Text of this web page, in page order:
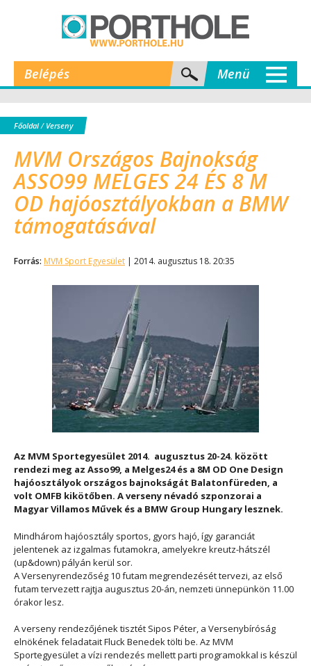
Belépés Menü
Főoldal/ Verseny
MVM Országos Bajnokság
ASSO99 MELGES 24 ÉS 8 M
OD hajóosztályokban a BMW
támogatásával
Forrás: MVM Sport Egyesület | 2014. augusztus 18. 20:35
Az MVM Sportegyesület 2014. augusztus 20-24. között
rendezi meg az Asso99, a Melges24 és a 8M OD One Design
hajóosztályok országos bajnokságát Balatonfüreden, a
volt OMFB kikötőben. A verseny névadó szponzorai a
Magyar Villamos Művek és a BMW Group Hungary lesznek.
Mindhárom hajóosztály sportos, gyors hajó, így garanciát
jelentenek az izgalmas futamokra, amelyekre kreutz-hátszél
(up&down) pályán kerül sor.
A Versenyrendezőség 10 futam megrendezését tervezi, az első
futam tervezett rajtja augusztus 20-án, nemzeti ünnepünkön 11.00
órakor lesz.
A verseny rendezőjének tisztét Sipos Péter, a Versenybíróság
elnökének feladatait Fluck Benedek tölti be. Az MVM
Sportegyesület a vízi rendezés mellett parti programokkal is készül